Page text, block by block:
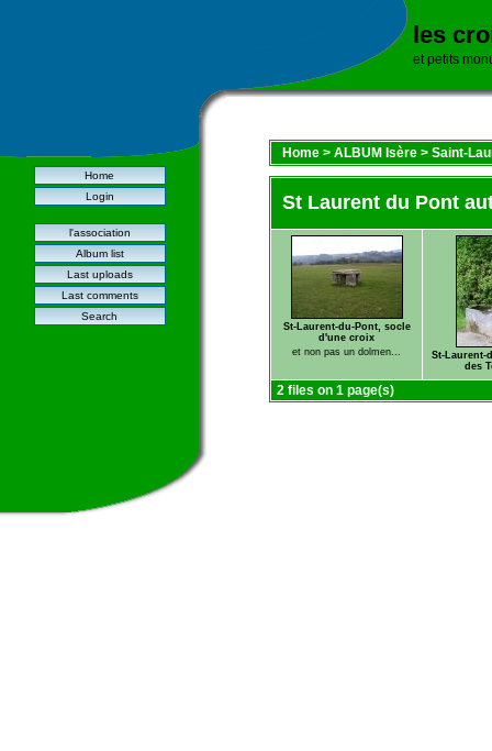
les
et petits
Home
Login
l'association
Album list
Last uploads
Last comments
Search
Home > ALBUM Isère > Saint-
St Laurent du Pont
St-Laurent-du-Pont, socle
d'une croix
et non pas un dolmen...
St-Laurent-
des
2 files on 1 page(s)